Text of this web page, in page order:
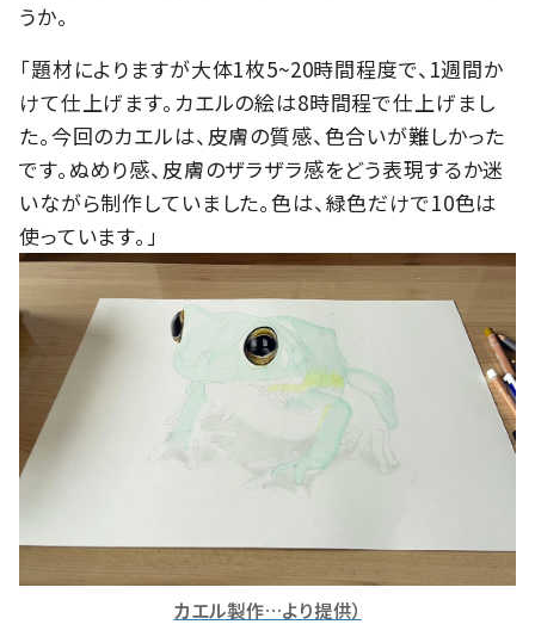
うか。
「題材によりますが大体1枚5~20時間程度で、1週間か
けて仕上げます。カエルの絵は8時間程で仕上げまし
た。今回のカエルは、皮膚の質感、色合いが難しかった
です。ぬめり感、皮膚のザラザラ感をどう表現するか迷
いながら制作していました。色は、緑色だけで10色は
使っています。」
カエル製作…より提供）